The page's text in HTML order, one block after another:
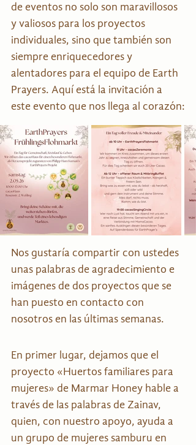
de eventos no solo son maravillosos
y valiosos para los proyectos
individuales, sino que también son
siempre enriquecedores y
alentadores para el equipo de Earth
Prayers. Aquí está la invitación a
este evento que nos llega al corazón:
Nos gustaría compartir con ustedes
unas palabras de agradecimiento e
imágenes de dos proyectos que se
han puesto en contacto con
nosotros en las últimas semanas.
En primer lugar, dejamos que el
proyecto «Huertos familiares para
mujeres» de Marmar Honey hable a
través de las palabras de Zainav,
quien, con nuestro apoyo, ayuda a
un grupo de mujeres samburu en